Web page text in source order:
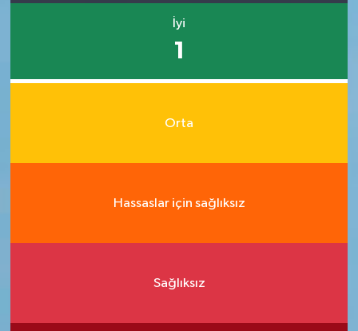
İyi
1
Orta
Hassaslar için sağlıksız
Sağlıksız